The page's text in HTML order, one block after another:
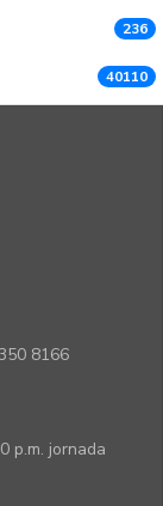
236
40110
8166
p.m. jornada